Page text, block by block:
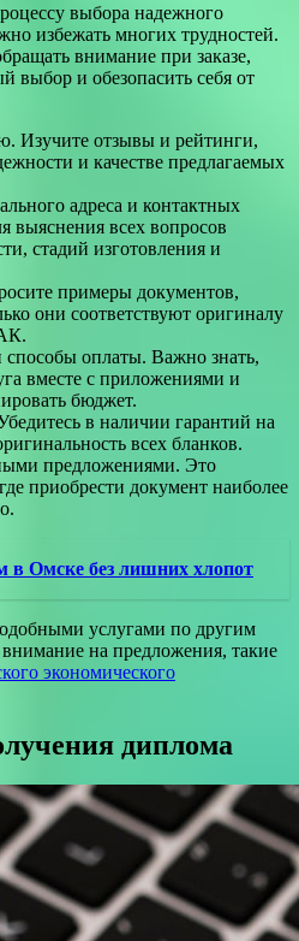
выбора надежного
избежать многих трудностей.
внимание при заказе,
выбор и обезопасить себя от
Изучите отзывы и рейтинги,
и качестве предлагаемых
адреса и контактных
выяснения всех вопросов
стадий изготовления и
примеры документов,
они соответствуют оригиналу
способы оплаты. Важно знать,
вместе с приложениями и
бюджет.
в наличии гарантий на
всех бланков.
предложениями. Это
приобрести документ наиболее
в Омске без лишних хлопот
услугами по другим
внимание на предложения, такие
экономического
диплома